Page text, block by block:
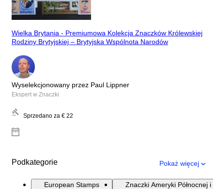
Wielka Brytania - Premiumowa Kolekcja Znaczków Królewskiej
Rodziny Brytyjskiej – Brytyjska Wspólnota Narodów
Wyselekcjonowany przez Paul Lippner
Ekspert w Znaczki
Sprzedano za € 22
Podkategorie Pokaż więcej
European Stamps Znaczki Ameryki Północnej i